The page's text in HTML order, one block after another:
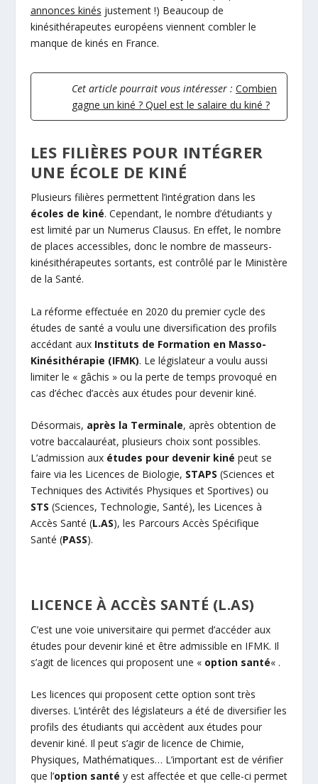
annonces kinés justement !) Beaucoup de
kinésithérapeutes européens viennent combler le
manque de kinés en France.
Cet article pourrait vous intéresser : Combien
gagne un kiné ? Quel est le salaire du kiné ?
LES FILIÈRES POUR INTÉGRER
UNE ÉCOLE DE KINÉ
Plusieurs filières permettent l’intégration dans les
écoles de kiné. Cependant, le nombre d’étudiants y
est limité par un Numerus Clausus. En effet, le nombre
de places accessibles, donc le nombre de masseurs-
kinésithérapeutes sortants, est contrôlé par le Ministère
de la Santé.
La réforme effectuée en 2020 du premier cycle des
études de santé a voulu une diversification des profils
accédant aux Instituts de Formation en Masso-
Kinésithérapie (IFMK). Le législateur a voulu aussi
limiter le « gâchis » ou la perte de temps provoqué en
cas d’échec d’accès aux études pour devenir kiné.
Désormais, après la Terminale, après obtention de
votre baccalauréat, plusieurs choix sont possibles.
L’admission aux études pour devenir kiné peut se
faire via les Licences de Biologie, STAPS (Sciences et
Techniques des Activités Physiques et Sportives) ou
STS (Sciences, Technologie, Santé), les Licences à
Accès Santé (L.AS), les Parcours Accès Spécifique
Santé (PASS).
LICENCE À ACCÈS SANTÉ (L.AS)
C’est une voie universitaire qui permet d’accéder aux
études pour devenir kiné et être admissible en IFMK. Il
s’agit de licences qui proposent une « option santé« .
Les licences qui proposent cette option sont très
diverses. L’intérêt des législateurs a été de diversifier les
profils des étudiants qui accèdent aux études pour
devenir kiné. Il peut s’agir de licence de Chimie,
Physiques, Mathématiques… L’important est de vérifier
que l’option santé y est affectée et que celle-ci permet